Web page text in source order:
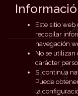
3
4
Este sitio
recopilar
navegación
No se utilizan
carácter
Si continúa
Puede
la